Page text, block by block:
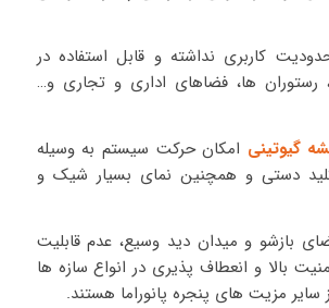
کاربری نداشته و قابل استفاده در
رستوران ها، فضاهای اداری و تجاری و…
گیوتینی امکان حرکت سیستم به وسیله
دستی و همچنین نمای بسیار شیک و
بازشو و میدان دید وسیع، عدم قابلیت
بالا و انعطاف پذیری در انواع سازه ها
مزیت های پنجره پانوراما هستند.